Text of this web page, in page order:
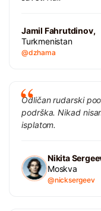
Jamil Fahrutdinov,
Turkmenistan
@dzhama
Odličan rudarski
podrška. Nikad
isplatom.
Nikita
Moskva
@nicksergeev